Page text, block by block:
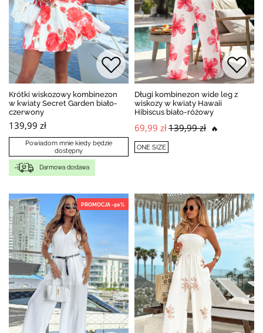
Krótki wiskozowy kombinezon
w kwiaty Secret Garden biało-
czerwony
139,99 zł
Powiadom mnie kiedy będzie
dostępny
Darmowa dostawa
Długi kombinezon wide leg z
wiskozy w kwiaty Hawaii
Hibiscus biało-różowy
69,99 zł139,99 zł 🔥
ONE SIZE
PROMOCJA -50%